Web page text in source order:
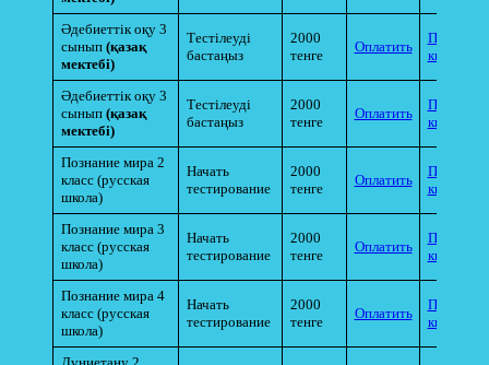
Әдебиеттік оқу 3
сынып (қазақ
мектебі)
Тестілеуді
бастаңыз
2000
тенге
Оплатить
Әдебиеттік оқу 3
сынып (қазақ
мектебі)
Тестілеуді
бастаңыз
2000
тенге
Оплатить
Познание мира 2
класс (русская
школа)
Начать
тестирование
2000
тенге
Оплатить
Познание мира 3
класс (русская
школа)
Начать
тестирование
2000
тенге
Оплатить
Познание мира 4
класс (русская
школа)
Начать
тестирование
2000
тенге
Оплатить